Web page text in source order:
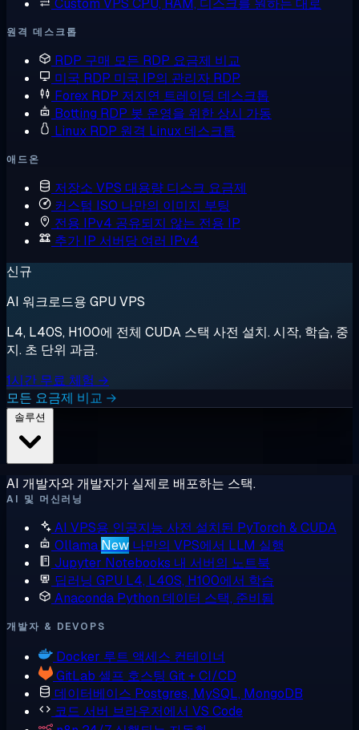
Custom VPS CPU, RAM, 디스크를 원하는 대로
원격 데스크톱
RDP 구매 모든 RDP 요금제 비교
미국 RDP 미국 IP의 관리자 RDP
Forex RDP 저지연 트레이딩 데스크톱
Botting RDP 봇 운영을 위한 상시 가동
Linux RDP 원격 Linux 데스크톱
애드온
저장소 VPS 대용량 디스크 요금제
커스텀 ISO 나만의 이미지 부팅
전용 IPv4 공유되지 않는 전용 IP
추가 IP 서버당 여러 IPv4
신규
AI 워크로드용 GPU VPS
L4, L40S, H100에 전체 CUDA 스택 사전 설치. 시작, 학습, 중
지. 초 단위 과금.
1시간 무료 체험 →
모든 요금제 비교 →
AI 개발자와 개발자가 실제로 배포하는 스택.
AI 및 머신러닝
AI VPS용 인공지능 사전 설치된 PyTorch & CUDA
Ollama New 나만의 VPS에서 LLM 실행
Jupyter Notebooks 내 서버의 노트북
딥러닝 GPU L4, L40S, H100에서 학습
Anaconda Python 데이터 스택, 준비됨
개발자 & DEVOPS
Docker 루트 액세스 컨테이너
GitLab 셀프 호스팅 Git + CI/CD
데이터베이스 Postgres, MySQL, MongoDB
코드 서버 브라우저에서 VS Code